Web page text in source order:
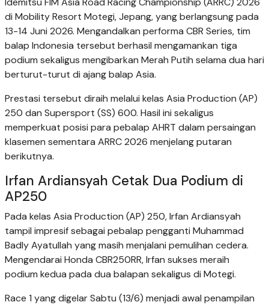
di Mobility Resort Motegi, Jepang, yang berlangsung pada
13-14 Juni 2026. Mengandalkan performa CBR Series, tim
balap Indonesia tersebut berhasil mengamankan tiga
podium sekaligus mengibarkan Merah Putih selama dua hari
berturut-turut di ajang balap Asia.
Prestasi tersebut diraih melalui kelas Asia Production (AP)
250 dan Supersport (SS) 600. Hasil ini sekaligus
memperkuat posisi para pebalap AHRT dalam persaingan
klasemen sementara ARRC 2026 menjelang putaran
berikutnya.
Irfan Ardiansyah Cetak Dua Podium di
AP250
Pada kelas Asia Production (AP) 250, Irfan Ardiansyah
tampil impresif sebagai pebalap pengganti Muhammad
Badly Ayatullah yang masih menjalani pemulihan cedera.
Mengendarai Honda CBR250RR, Irfan sukses meraih
podium kedua pada dua balapan sekaligus di Motegi.
Race 1 yang digelar Sabtu (13/6) menjadi awal penampilan